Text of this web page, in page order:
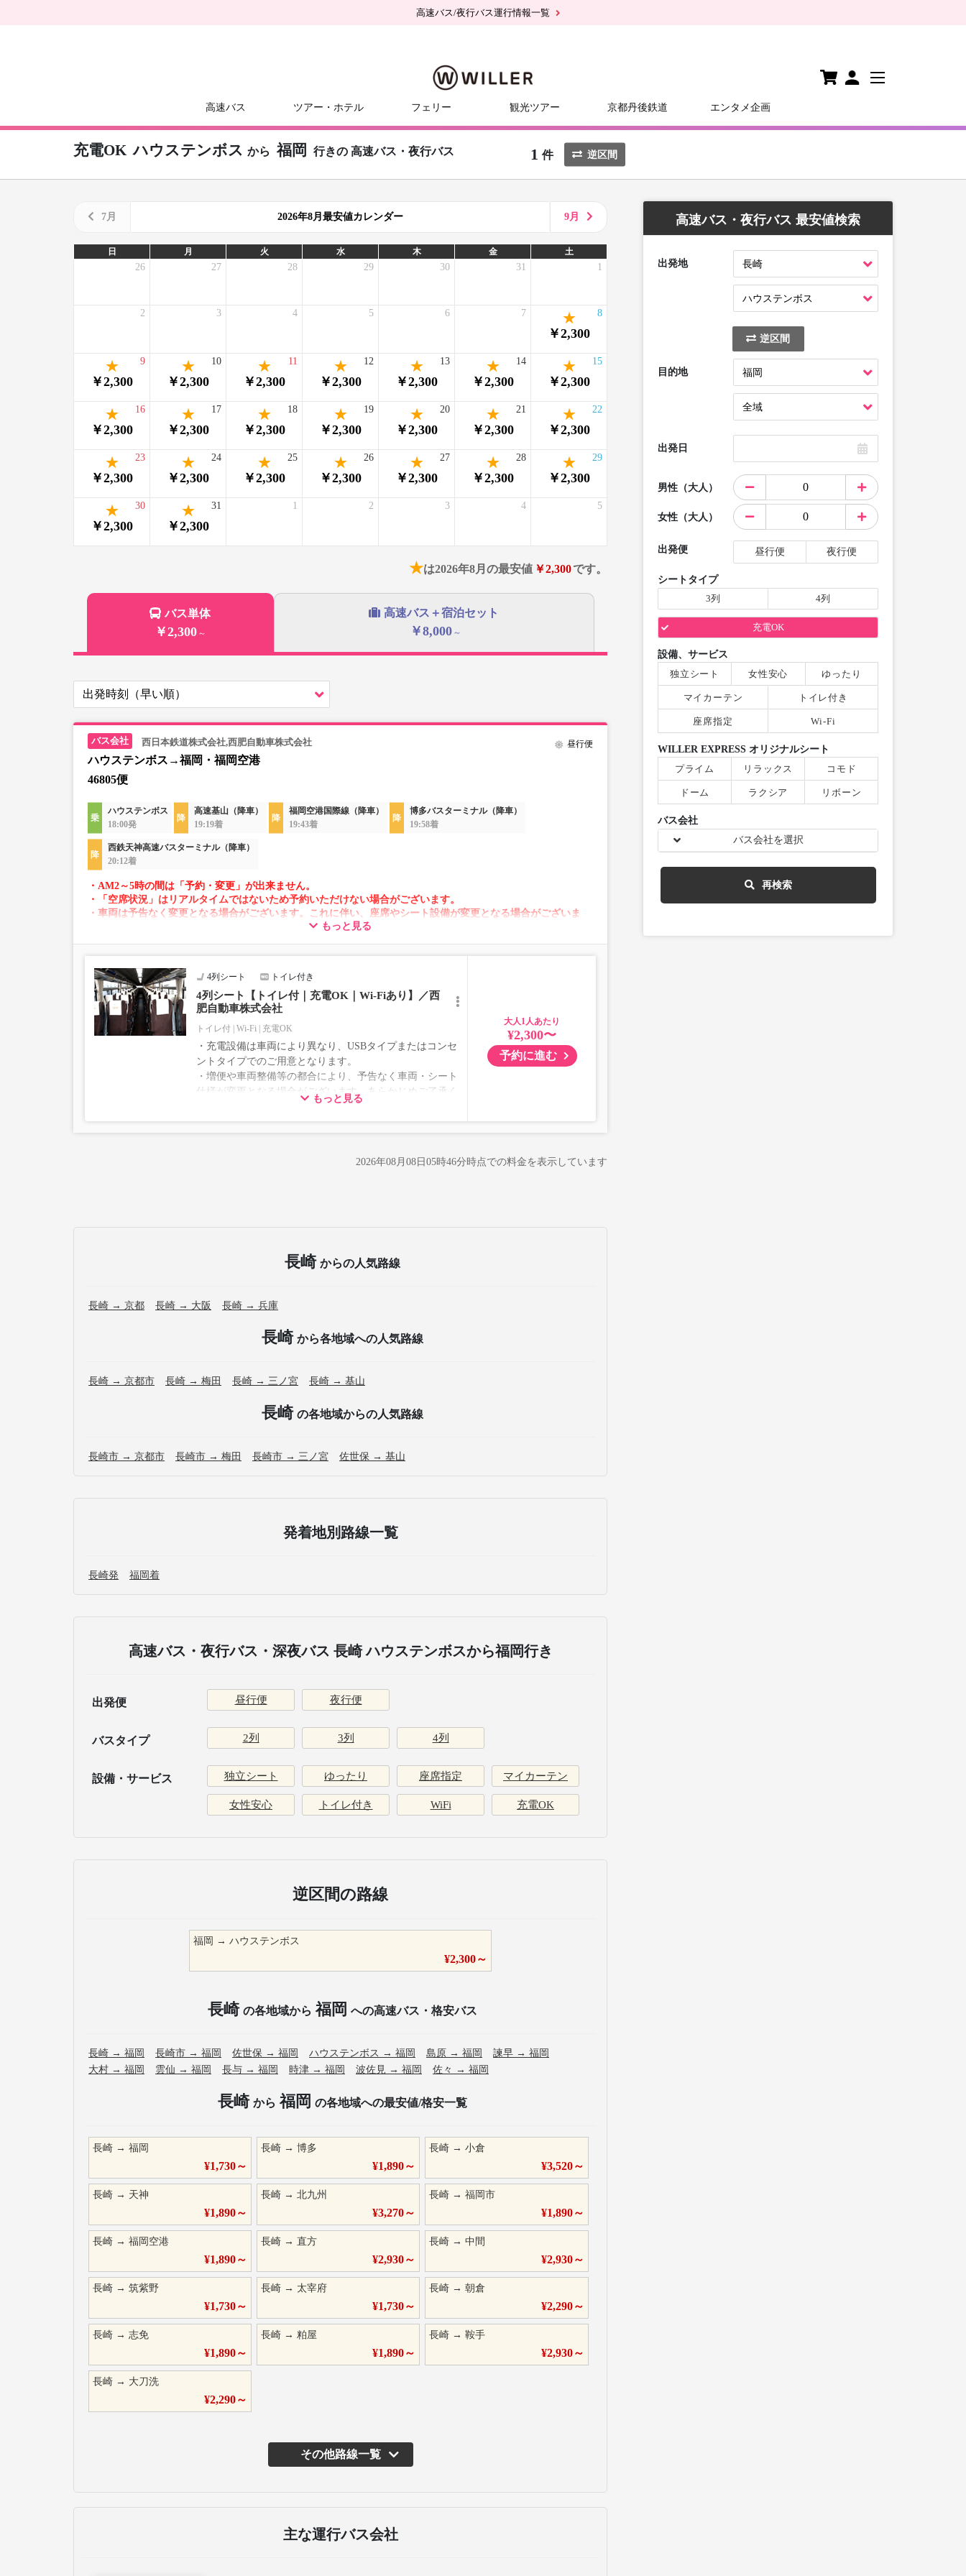
高速バス/夜行バス運行情報一覧
高速バス ツアー・ホテル フェリー 観光ツアー 京都丹後鉄道 エンタメ企画
充電OK ハウステンボス から 福岡 行きの 高速バス・夜行バス 1 件 逆区間
7月 2026年8月最安値カレンダー 9月
日 月 火 水 木 金 土
26 27 28 29 30 31 1
2 3 4 5 6 7
￥2,300
8
￥2,300
9
￥2,300
10
￥2,300
11
￥2,300
12
￥2,300
13
￥2,300
14
￥2,300
15
￥2,300
16
￥2,300
17
￥2,300
18
￥2,300
19
￥2,300
20
￥2,300
21
￥2,300
22
￥2,300
23
￥2,300
24
￥2,300
25
￥2,300
26
￥2,300
27
￥2,300
28
￥2,300
29
￥2,300
30
￥2,300
31 1 2 3 4 5
★は2026年8月の最安値 ￥2,300です。
バス単体
￥2,300 ～
高速バス＋宿泊セット
￥8,000 ～
西日本鉄道株式会社,西肥自動車株式会社
ハウステンボス→福岡・福岡空港
46805便
昼行便
ハウステンボス
18:00発
高速基山（降車）
19:19着
福岡空港国際線（降車）
19:43着
博多バスターミナル（降車）
19:58着
西鉄天神高速バスターミナル（降車）
20:12着
・AM2～5時の間は「予約・変更」が出来ません。
・「空席状況」はリアルタイムではないため予約いただけない場合がございます。
・車両は予告なく変更となる場合がございます。これに伴い、座席やシート設備が変更となる場合がございま
もっと見る
4列シート トイレ付き
4列シート【トイレ付｜充電OK｜Wi-Fiあり】／西
肥自動車株式会社
トイレ付 Wi-Fi 充電OK
・充電設備は車両により異なり、USBタイプまたはコンセ
ントタイプでのご用意となります。
・増便や車両整備等の都合により、予告なく車両・シート
仕様が変更となる場合がございます。あらかじめご了承く
もっと見る
大人
¥2,300〜
予約に進む
2026年08月08日05時46分時点での料金を表示しています
長崎 からの人気路線
長崎 → 京都 長崎 → 大阪 長崎 → 兵庫
長崎 から各地域への人気路線
長崎 → 京都市 長崎 → 梅田 長崎 → 三ノ宮 長崎 → 基山
長崎 の各地域からの人気路線
長崎市 → 京都市 長崎市 → 梅田 長崎市 → 三ノ宮 佐世保 → 基山
発着地別路線一覧
長崎発 福岡着
高速バス・夜行バス・深夜バス 長崎 ハウステンボスから福岡行き
出発便 昼行便 夜行便
バスタイプ 2列 3列 4列
設備・サービス 独立シート ゆったり 座席指定 マイカーテン
女性安心 トイレ付き WiFi 充電OK
逆区間の路線
福岡 →ハウステンボス
¥2,300～
長崎 の各地域から 福岡 への高速バス・格安バス
長崎 → 福岡 長崎市 → 福岡 佐世保 → 福岡 ハウステンボス → 福岡 島原 → 福岡 諫早 → 福岡
大村 → 福岡 雲仙 → 福岡 長与 → 福岡 時津 → 福岡 波佐見 → 福岡 佐々 → 福岡
長崎 から 福岡 の各地域への最安値/格安一覧
長崎 → 福岡
¥1,730～
長崎 →博多
¥1,890～
長崎 →小倉
¥3,520～
長崎 → 天神
¥1,890～
長崎 →北九州
¥3,270～
長崎 →福岡市
¥1,890～
長崎 → 福岡空港
¥1,890～
長崎 →直方
¥2,930～
長崎 →中間
¥2,930～
長崎 → 筑紫野
¥1,730～
長崎 → 太宰府
¥1,730～
長崎 →朝倉
¥2,290～
長崎 → 志免
¥1,890～
長崎 →粕屋
¥1,890～
長崎 →鞍手
¥2,930～
長崎 → 大刀洗
¥2,290～
その他路線一覧
主な運行バス会社
高速バス・夜行バス 最安値検索
出発地
逆区間
目的地
出発日
男性（大人）
女性（大人）
出発便 昼行便 夜行便
シートタイプ
3列
4列
充電OK
設備、サービス
独立シート
女性安心 ゆったり
マイカーテン トイレ付き
座席指定 Wi-Fi
WILLER EXPRESS オリジナルシート
プライム
リラックス コモド
ドーム ラクシア リボーン
バス会社
バス会社を選択
再検索